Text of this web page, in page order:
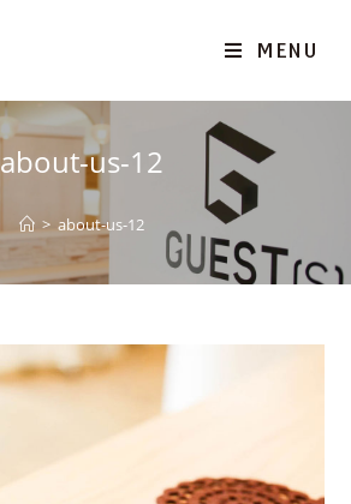
MENU
about-us-12
> about-us-12